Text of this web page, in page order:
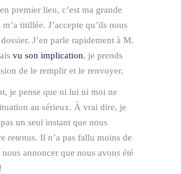
premier lieu, c’est ma grande
titillée. J’accepte qu’ils nous
J’en parle rapidement à M.
vu son implication, je prends
de le remplir et le renvoyer.
je pense que ni lui ni moi ne
au sérieux. À vrai dire, je
un seul instant que nous
retenus. Il n’a pas fallu moins de
annoncer que nous avons été